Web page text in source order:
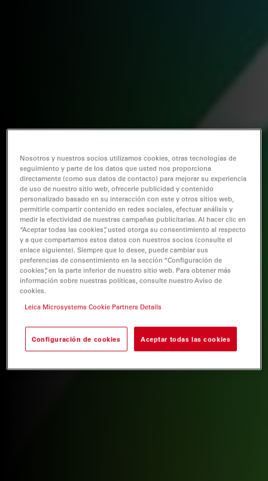
Nosotros y nuestros socios utilizamos cookies, otras tecnologías de
seguimiento y parte de los datos que usted nos proporciona
directamente (como sus datos de contacto) para mejorar su experiencia
de uso de nuestro sitio web, ofrecerle publicidad y contenido
personalizado basado en su interacción con este y otros sitios web,
permitirle compartir contenido en redes sociales, efectuar análisis y
medir la efectividad de nuestras campañas publicitarias. Al hacer clic en
“Aceptar todas las cookies”, usted otorga su consentimiento al respecto
y a que compartamos estos datos con nuestros socios (consulte el
enlace siguiente). Siempre que lo desee, puede cambiar sus
preferencias de consentimiento en la sección “Configuración de
cookies”, en la parte inferior de nuestro sitio web. Para obtener más
información sobre nuestras políticas, consulte nuestro Aviso de
cookies.
Leica Microsystems Cookie Partners Details
Configuración de cookies Aceptar todas las cookies